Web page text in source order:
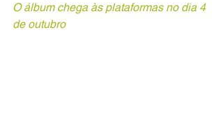
O álbum chega às plataformas no dia 4
de outubro